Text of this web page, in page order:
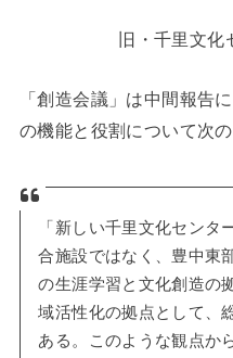
旧・千里文
「創造会議」は中間報告
の機能と役割について次
「新しい千里文化センタ
合施設ではなく、豊中東
の生涯学習と文化創造の
域活性化の拠点として、
ある。このような観点か